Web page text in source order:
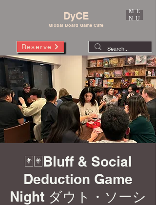
DyCE
Global Board Game Cafe
Reserve
ME
NU
🃏🃏Bluff & Social
Deduction Game
Night ダウト・ソーシ